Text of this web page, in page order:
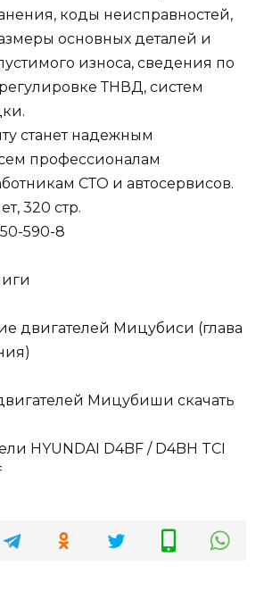
коды неисправностей,
основных деталей и
износа, сведения по
ТНВД, систем
станет надежным
профессионалам
СТО и автосервисов.
320 стр.
590-8
двигателей Мицубиси (глава
Мицубиши скачать
HYUNDAI D4BF / D4BH TCI